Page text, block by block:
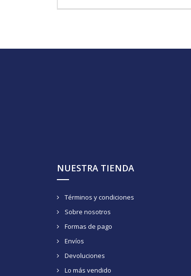
NUESTRA TIENDA
Términos y condiciones
Sobre nosotros
Formas de pago
Envíos
Devoluciones
Lo más vendido